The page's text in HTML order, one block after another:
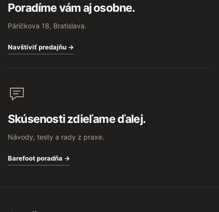
Poradíme vám aj osobne.
Páričkova 18, Bratislava.
Navštíviť predajňu →
Skúsenosti zdieľame ďalej.
Návody, testy a rady z praxe.
Barefoot poradňa →